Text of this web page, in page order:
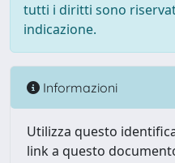
tutti i diritti sono
indicazione.
Informazioni
Utilizza questo
link a questo